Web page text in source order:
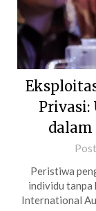
Privasi:
dalam
Peristiwa
individu tanpa
International